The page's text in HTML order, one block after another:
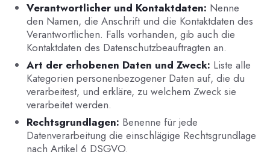
Verantwortlicher und Kontaktdaten: Nenne
den Namen, die Anschrift und die Kontaktdaten des
Verantwortlichen. Falls vorhanden, gib auch die
Kontaktdaten des Datenschutzbeauftragten an.
Art der erhobenen Daten und Zweck: Liste alle
Kategorien personenbezogener Daten auf, die du
verarbeitest, und erkläre, zu welchem Zweck sie
verarbeitet werden.
Rechtsgrundlagen: Benenne für jede
Datenverarbeitung die einschlägige Rechtsgrundlage
nach Artikel 6 DSGVO.